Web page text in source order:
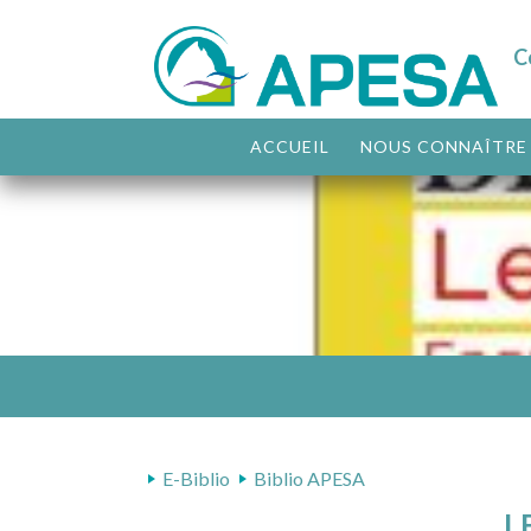
ACCUEIL NOUS CONNAÎTRE
E-Biblio Biblio APESA